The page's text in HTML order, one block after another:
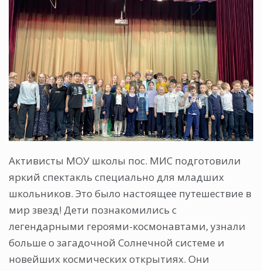
Активисты МОУ школы пос. МИС подготовили
яркий спектакль специально для младших
школьников. Это было настоящее путешествие в
мир звезд! Дети познакомились с
легендарными героями-космонавтами, узнали
больше о загадочной Солнечной системе и
новейших космических открытиях. Они